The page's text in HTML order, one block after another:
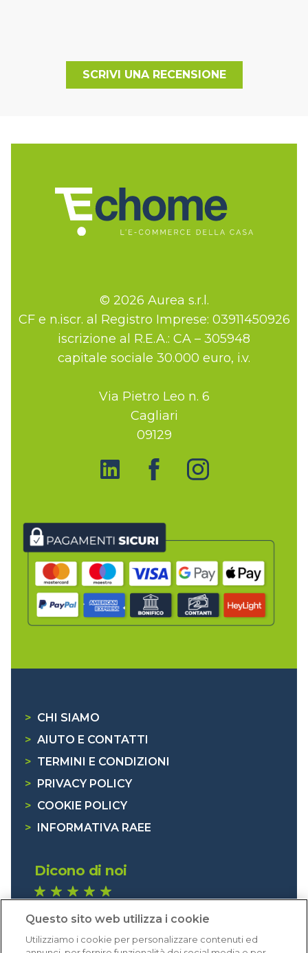
SCRIVI UNA RECENSIONE
© 2026 Aurea s.r.l.
CF e n.iscr. al Registro Imprese: 03911450926
iscrizione al R.E.A.: CA – 305948
capitale sociale 30.000 euro, i.v.
Via Pietro Leo n. 6
Cagliari
09129
> CHI SIAMO
> AIUTO E CONTATTI
> TERMINI E CONDIZIONI
>
PRIVACY POLICY
> COOKIE POLICY
>
INFORMATIVA RAEE
Dicono di noi
Eccellente (4,8)
Acquisti verificati
Questo sito web utilizza i cookie
Utilizziamo i cookie per personalizzare contenuti ed